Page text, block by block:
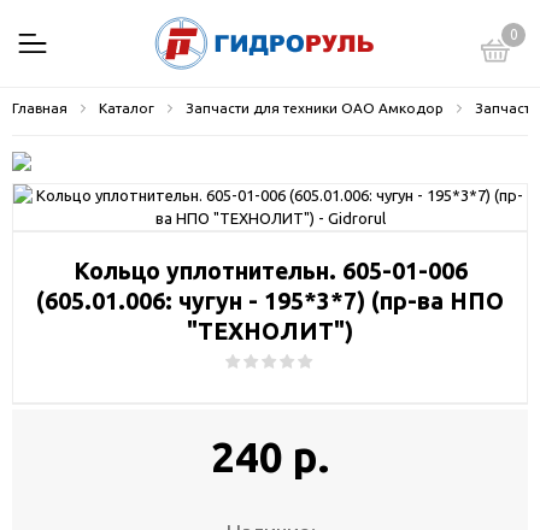
0
Главная Каталог Запчасти для техники ОАО Амкодор
Кольцо уплотнительн. 605-01-006
(605.01.006: чугун - 195*3*7) (пр-ва НПО
"ТЕХНОЛИТ")
240 р.